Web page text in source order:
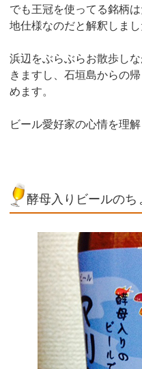
でも王冠を使ってる銘柄
地仕様なのだと解釈しまし
浜辺をぶらぶらお散歩し
きますし、石垣島からの
めます。
ビール愛好家の心情を理解
酵母入りビールの